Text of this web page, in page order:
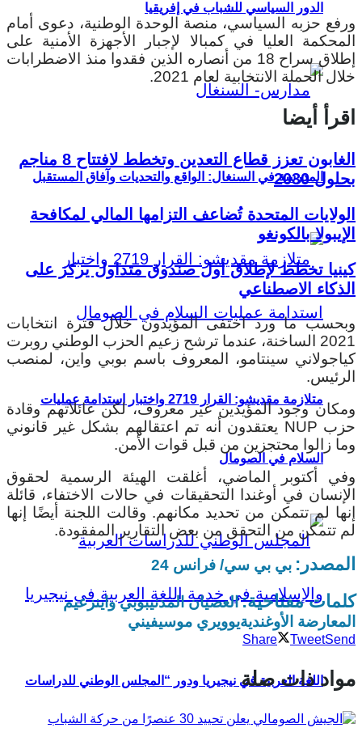
الدور السياسي للشباب في إفريقيا
المدرسة في السنغال: الواقع والتحديات وآفاق المستقبل
متلازمة مقديشو: القرار 2719 واختبار استدامة عمليات
السلام في الصومال
اللغة العربية في نيجيريا ودور “المجلس الوطني للدراسات
ورفع حزبه السياسي، منصة الوحدة الوطنية، دعوى أمام
المحكمة العليا في كمبالا لإجبار الأجهزة الأمنية على
إطلاق سراح 18 من أنصاره الذين فقدوا منذ الاضطرابات
خلال الحملة الانتخابية لعام 2021.
اقرأ أيضا
الغابون تعزز قطاع التعدين وتخطط لافتتاح 8 مناجم
بحلول 2030
الولايات المتحدة تُضاعف التزامها المالي لمكافحة
الإيبولا بالكونغو
كينيا تخطط لإطلاق أول صندوق متداول يركز على
الذكاء الاصطناعي
وبحسب ما ورد اختفى المؤيدون خلال فترة انتخابات
2021 الساخنة، عندما ترشح زعيم الحزب الوطني روبرت
كياجولاني سينتامو، المعروف باسم بوبي واين، لمنصب
الرئيس.
ومكان وجود المؤيدين غير معروف، لكن عائلاتهم وقادة
حزب NUP يعتقدون أنه تم اعتقالهم بشكل غير قانوني
وما زالوا محتجزين من قبل قوات الأمن.
وفي أكتوبر الماضي، أغلقت الهيئة الرسمية لحقوق
الإنسان في أوغندا التحقيقات في حالات الاختفاء، قائلة
إنها لم تتمكن من تحديد مكانهم. وقالت اللجنة أيضًا إنها
لم تتمكن من التحقق من بعض التقارير المفقودة.
المصدر: بي بي سي/ فرانس 24
كلمات مفتاحية:العصيان المدنيبوبي واينزعيم
المعارضة الأوغنديةيوويري موسيفيني
Share TweetSend
مواد ذات صلة